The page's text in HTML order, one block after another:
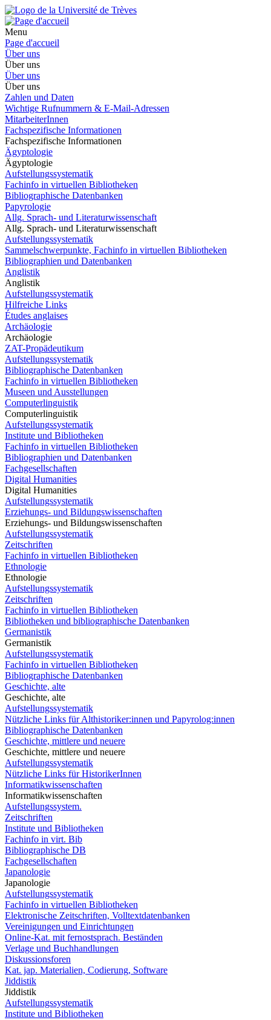
Menu
Page d'accueil
Über uns
Über uns
Über uns
Über uns
Zahlen und Daten
Wichtige Rufnummern & E-Mail-Adressen
MitarbeiterInnen
Fachspezifische Informationen
Fachspezifische Informationen
Ägyptologie
Ägyptologie
Aufstellungssystematik
Fachinfo in virtuellen Bibliotheken
Bibliographische Datenbanken
Papyrologie
Allg. Sprach- und Literaturwissenschaft
Allg. Sprach- und Literaturwissenschaft
Aufstellungssystematik
Sammelschwerpunkte, Fachinfo in virtuellen Bibliotheken
Bibliographien und Datenbanken
Anglistik
Anglistik
Aufstellungssystematik
Hilfreiche Links
Études anglaises
Archäologie
Archäologie
ZAT-Propädeutikum
Aufstellungssystematik
Bibliographische Datenbanken
Fachinfo in virtuellen Bibliotheken
Museen und Ausstellungen
Computerlinguistik
Computerlinguistik
Aufstellungssystematik
Institute und Bibliotheken
Fachinfo in virtuellen Bibliotheken
Bibliographien und Datenbanken
Fachgesellschaften
Digital Humanities
Digital Humanities
Aufstellungssystematik
Erziehungs- und Bildungswissenschaften
Erziehungs- und Bildungswissenschaften
Aufstellungssystematik
Zeitschriften
Fachinfo in virtuellen Bibliotheken
Ethnologie
Ethnologie
Aufstellungssystematik
Zeitschriften
Fachinfo in virtuellen Bibliotheken
Bibliotheken und bibliographische Datenbanken
Germanistik
Germanistik
Aufstellungssystematik
Fachinfo in virtuellen Bibliotheken
Bibliographische Datenbanken
Geschichte, alte
Geschichte, alte
Aufstellungssystematik
Nützliche Links für Althistoriker:innen und Papyrolog:innen
Bibliographische Datenbanken
Geschichte, mittlere und neuere
Geschichte, mittlere und neuere
Aufstellungssystematik
Nützliche Links für HistorikerInnen
Informatikwissenschaften
Informatikwissenschaften
Aufstellungssystem.
Zeitschriften
Institute und Bibliotheken
Fachinfo in virt. Bib
Bibliographische DB
Fachgesellschaften
Japanologie
Japanologie
Aufstellungssystematik
Fachinfo in virtuellen Bibliotheken
Elektronische Zeitschriften, Volltextdatenbanken
Vereinigungen und Einrichtungen
Online-Kat. mit fernostsprach. Beständen
Verlage und Buchhandlungen
Diskussionsforen
Kat. jap. Materialien, Codierung, Software
Jiddistik
Jiddistik
Aufstellungssystematik
Institute und Bibliotheken